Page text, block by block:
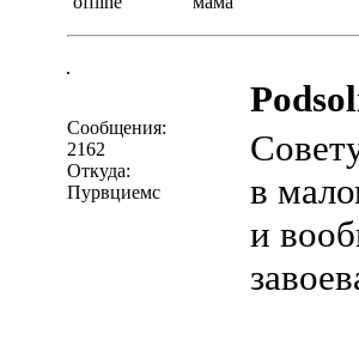
Сообщения:
2162
Откуда:
Пурвциемс
в
и